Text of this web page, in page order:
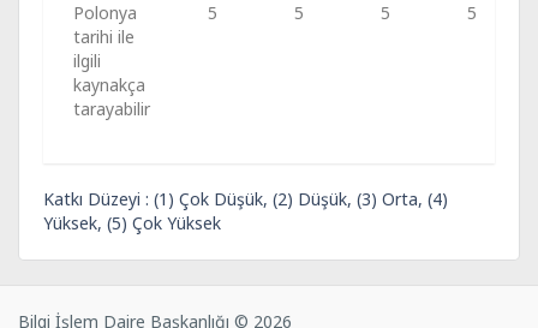
Polonya
tarihi ile
ilgili
kaynakça
tarayabilir
5 5 5 5
Katkı Düzeyi : (1) Çok Düşük, (2) Düşük, (3) Orta, (4)
Yüksek, (5) Çok Yüksek
Bilgi İşlem Daire Başkanlığı © 2026